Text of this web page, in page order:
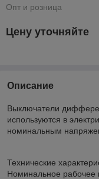
Опт и розница
Цену уточняйте
Описание
Выключатели
используются в
номинальным
Технические
Номинальное рабочее